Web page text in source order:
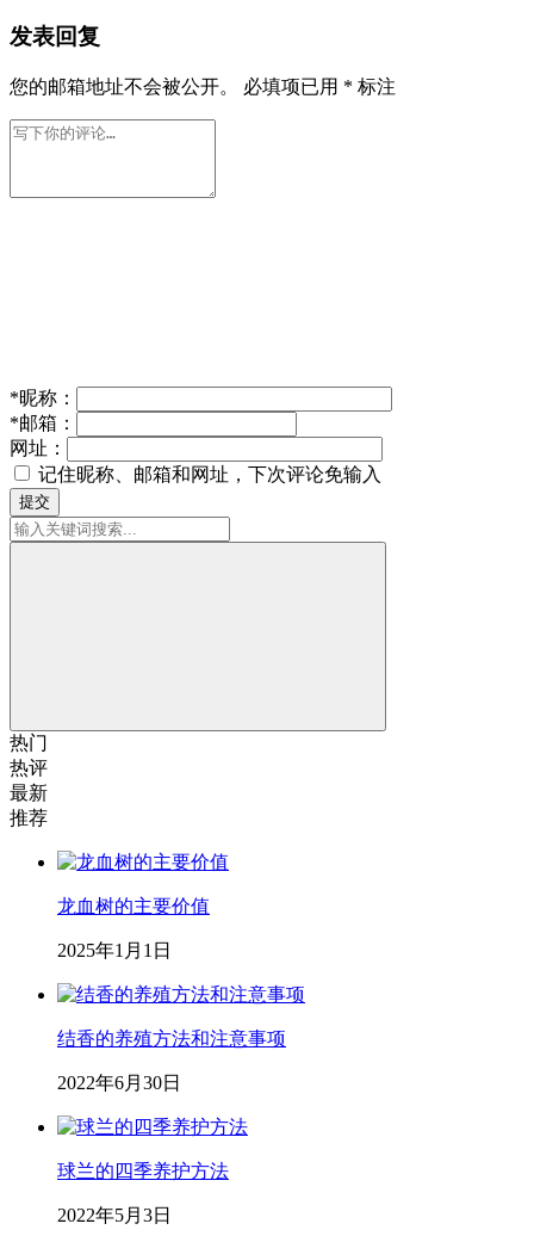
发表回复
您的邮箱地址不会被公开。 必填项已用 * 标注
*昵称：
*邮箱：
网址：
记住昵称、邮箱和网址，下次评论免输入
提交
热门
热评
最新
推荐
龙血树的主要价值
2025年1月1日
结香的养殖方法和注意事项
2022年6月30日
球兰的四季养护方法
2022年5月3日